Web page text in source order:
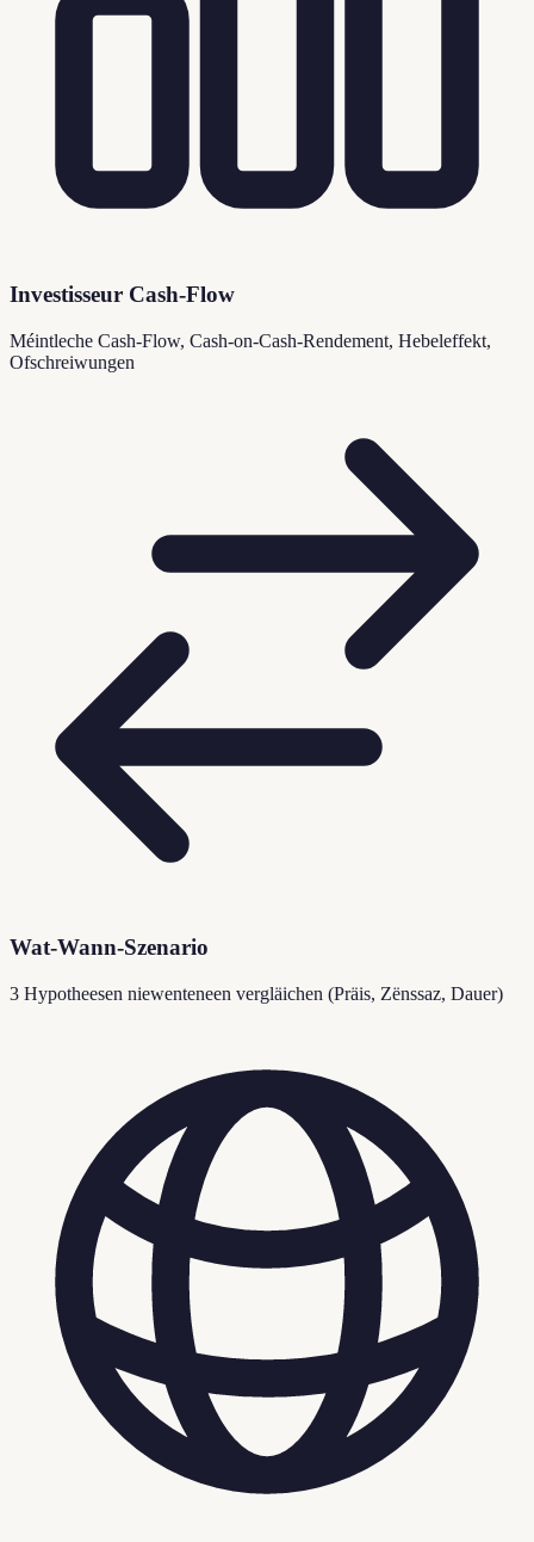
Investisseur Cash-Flow
Méintleche Cash-Flow, Cash-on-Cash-Rendement, Hebeleffekt,
Ofschreiwungen
Wat-Wann-Szenario
3 Hypotheesen niewenteneen vergläichen (Präis, Zënssaz, Dauer)